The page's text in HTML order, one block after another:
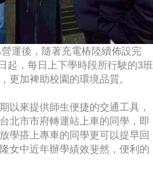
運後，隨著充電樁陸續佈設完
起，每日上下學時段所行駛的3班
更加裨助校園的環境品質。
以來提供師生便捷的交通工具，
北市市府轉運站上車的同學，即
學搭上專車的同學更可以提早回
女中近年辦學績效斐然，便利的